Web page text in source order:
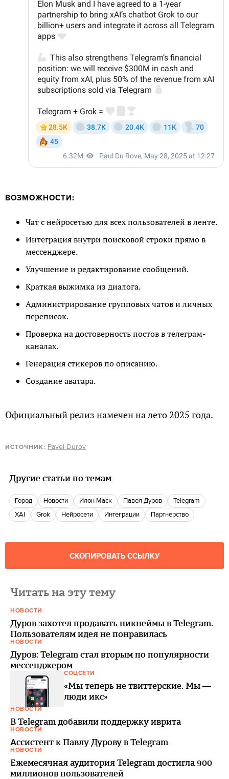
ВОЗМОЖНОСТИ:
Чат с нейросетью для всех пользователей в ленте.
Интеграция внутри поисковой строки прямо в
мессенджере.
Улучшение и редактирование сообщений.
Краткая выжимка из диалога.
Администрирование групповых чатов и личных
переписок.
Проверка на достоверность постов в телеграм-
каналах.
Генерация стикеров по описанию.
Создание аватара.
Официальный релиз намечен на лето 2025 года.
ИСТОЧНИК: Pavel Durov
Другие статьи по темам
город новости Илон Маск Павел Дуров
telegram
xAI
Grok нейросети интеграции партнерство
СКОПИРОВАТЬ ССЫЛКУ
Читать на эту тему
НОВОСТИ
Дуров захотел продавать никнеймы в Telegram.
Пользователям идея не понравилась
НОВОСТИ
Дуров: Telegram стал вторым по популярности
мессенджером
СОЦСЕТИ
«Мы теперь не твиттерские. Мы —
люди икс»
НОВОСТИ
В Telegram добавили поддержку иврита
НОВОСТИ
Ассистент к Павлу Дурову в Telegram
НОВОСТИ
Ежемесячная аудитория Telegram достигла 900
миллионов пользователей